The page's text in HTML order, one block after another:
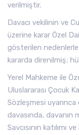
verilmiştir.
Davacı vekilinin ve
üzerine karar Özel
gösterilen
kararda direnilmiş;
Yerel Mahkeme ile
Uluslararası Çocuk
Sözleşmesi
davasında, davanın
Savcısının katılımı